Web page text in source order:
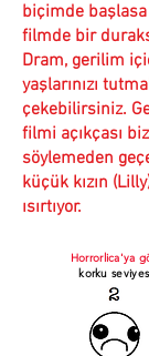
biçimde
filmde bir
Dram, gerilim
yaşlarınızı
çekebilirsiniz.
filmi açıkçası
söylemeden
küçük kızın
ısırtıyor.
Horrorlica'ya
korku